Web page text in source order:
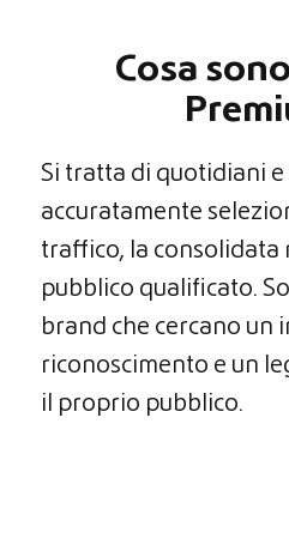
Cosa
Si tratta di quotidiani e
accuratamente
traffico, la consolidata
pubblico qualificato.
brand che cercano un
riconoscimento e un
il proprio pubblico.